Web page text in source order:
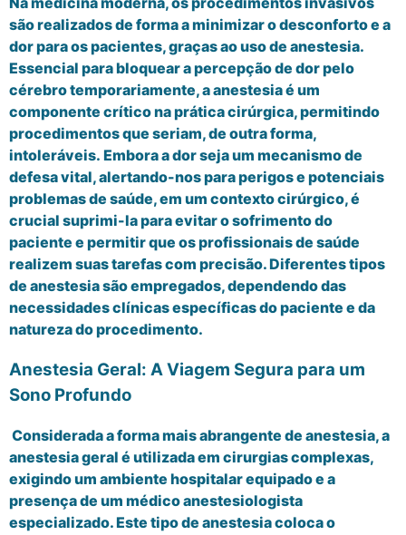
são realizados de forma a minimizar o desconforto e a
dor para os pacientes, graças ao uso de anestesia.
Essencial para bloquear a percepção de dor pelo
cérebro temporariamente, a anestesia é um
componente crítico na prática cirúrgica, permitindo
procedimentos que seriam, de outra forma,
intoleráveis. Embora a dor seja um mecanismo de
defesa vital, alertando-nos para perigos e potenciais
problemas de saúde, em um contexto cirúrgico, é
crucial suprimi-la para evitar o sofrimento do
paciente e permitir que os profissionais de saúde
realizem suas tarefas com precisão. Diferentes tipos
de anestesia são empregados, dependendo das
necessidades clínicas específicas do paciente e da
natureza do procedimento.
Anestesia Geral: A Viagem Segura para um
Sono Profundo
Considerada a forma mais abrangente de anestesia, a
anestesia geral é utilizada em cirurgias complexas,
exigindo um ambiente hospitalar equipado e a
presença de um médico anestesiologista
especializado. Este tipo de anestesia coloca o